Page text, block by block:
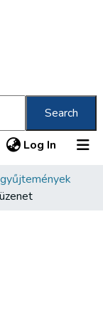
Search
Log In (current)